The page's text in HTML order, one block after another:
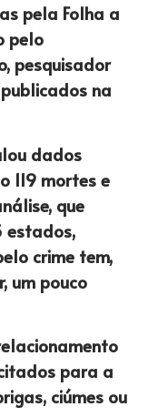
pela Folha a
pelo
pesquisador
na
dados
119 mortes e
que
estados,
crime tem,
um pouco
para a
ciúmes ou